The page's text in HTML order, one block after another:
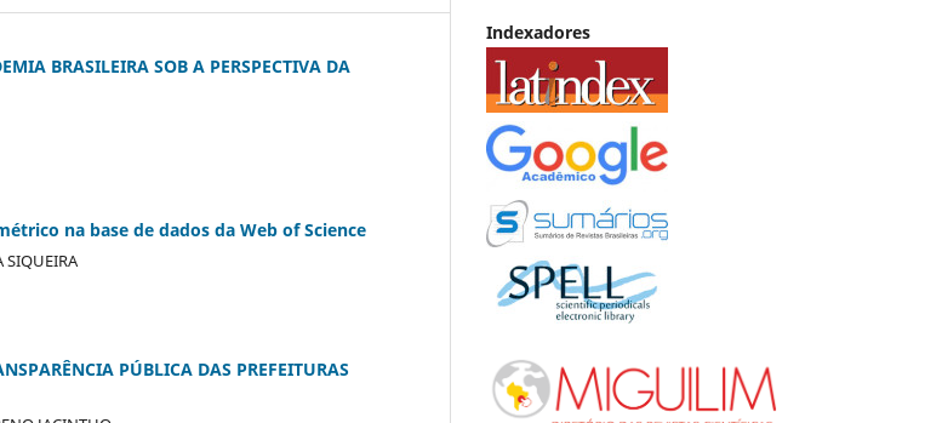
BRASILEIRA SOB A PERSPECTIVA DA
na base de dados da Web of Science
SIQUEIRA
PÚBLICA DAS PREFEITURAS
Indexadores